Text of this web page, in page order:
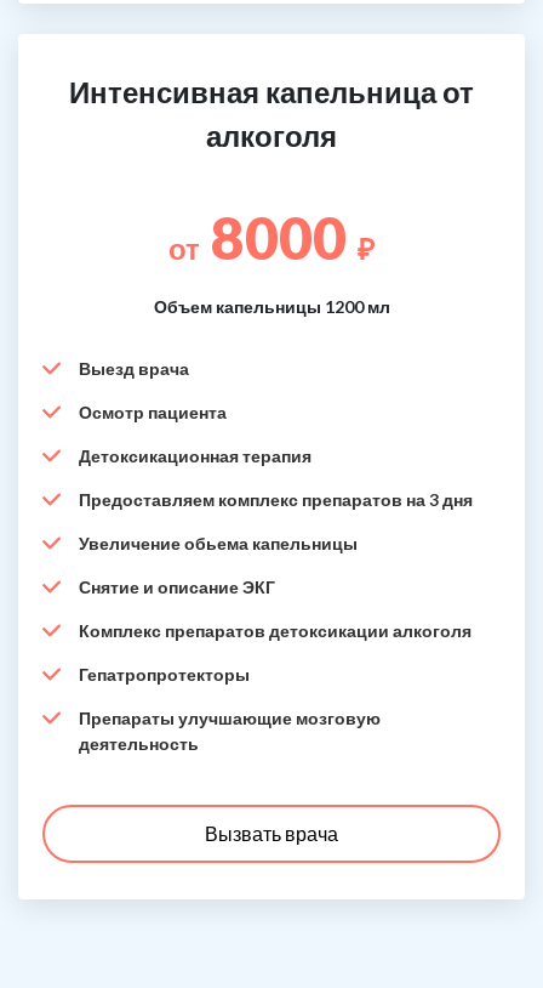
Интенсивная капельница от
алкоголя
от 8000 ₽
Объем капельницы 1200 мл
Выезд врача
Осмотр пациента
Детоксикационная терапия
Предоставляем комплекс препаратов на 3 дня
Увеличение обьема капельницы
Снятие и описание ЭКГ
Комплекс препаратов детоксикации алкоголя
Гепатропротекторы
Препараты улучшающие мозговую
деятельность
Вызвать врача